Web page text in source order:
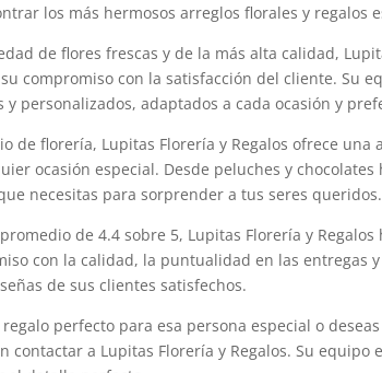
los más hermosos arreglos florales y regalos
de flores frescas y de la más alta calidad,
compromiso con la satisfacción del cliente. Su
y personalizados, adaptados a cada ocasión y
de florería, Lupitas Florería y Regalos ofrece una
ocasión especial. Desde peluches y
necesitas para sorprender a tus seres queridos.
de 4.4 sobre 5, Lupitas Florería y
con la calidad, la puntualidad en las entregas
de sus clientes satisfechos.
perfecto para esa persona especial o
contactar a Lupitas Florería y Regalos. Su equipo